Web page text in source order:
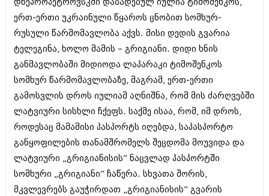
ივნისი 2015 (261)
მაისი 2015 (194)
აპრილი 2015 (208)
მარტი 2015 (365)
იანვარი 2015 (247)
დეკემბერი 2014 (342)
ნოემბერი 2014 (290)
ოქტომბერი 2014 (292)
სექტემბერი 2014 (394)
აგვისტო 2014 (248)
ივლისი 2014 (313)
ივნისი 2014 (366)
მაისი 2014 (313)
აპრილი 2014 (290)
მარტი 2014 (413)
დნეპროპეტროვსკში დაბადებულ იულია ტიმოშენკოს,
ერთ-ერთი უკრაინული წყაროს ცნობით სომხურ-
რუსული წარმომავლობა აქვს. მისი დედის გვარია
ტელეგინა, ხოლო მამის – გრიგიანი. დიდი ხნის
განმავლობაში მიდიოდა ლაპარაკი ტიმოშენკოს
სომხურ წარმომავლობაზე, მაგრამ, ერთ-ერთი
გამოსვლის დროს იულიამ აღნიშნა, რომ მის ძარღვებში
ლატვიური სისხლი ჩქეფს. საქმე ისაა, რომ, იმ დროს,
როდესაც მამამისი პასპორტს იღებდა, საპასპორტო
განყოფილების თანამშრომელს შეცდომა მოუვიდა და
ლატვიური „გრიგიანისის” ნაცვლად პასპორტში
სომხური „გრიგიანი” ჩაწერა. სხვათა შორის,
მკვლევრებს გაუჭირდათ „გრიგიანისის” გვარის